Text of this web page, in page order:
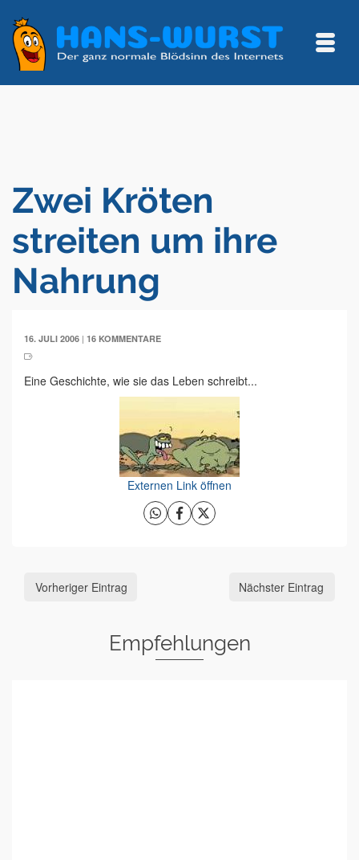
Zwei Kröten
streiten um ihre
Nahrung
16. JULI 2006 | 16 KOMMENTARE
Eine Geschichte, wie sie das Leben schreibt...
Externen Link öffnen
Vorheriger Eintrag Nächster Eintrag
Empfehlungen